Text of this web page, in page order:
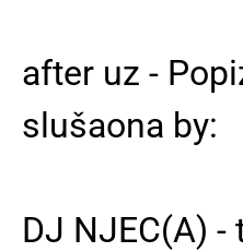
after uz -
slušaona by:
DJ NJEC(A)